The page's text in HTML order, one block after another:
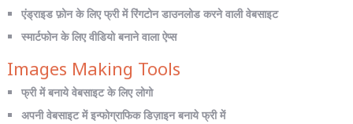
एंड्राइड फ़ोन के लिए फ्री में रिंगटोन डाउनलोड करने वाली वेबसाइट
स्मार्टफोन के लिए वीडियो बनाने वाला ऐप्स
Images Making Tools
फ्री में बनाये वेबसाइट के लिए लोगो
अपनी वेबसाइट में इन्फोग्राफिक डिज़ाइन बनाये फ्री में